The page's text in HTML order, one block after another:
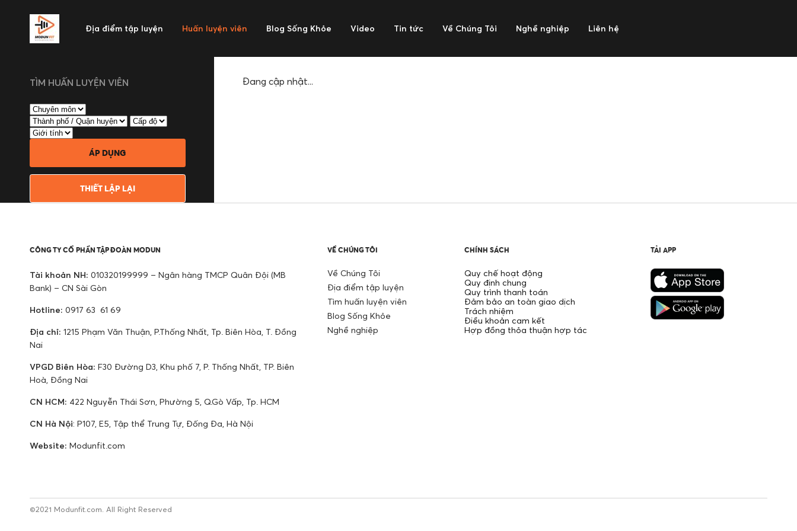
Địa điểm tập luyện Huấn luyện viên Blog Sống Khỏe Video Tin tức Về Chúng Tôi Nghề nghiệp Liên hệ
TÌM HUẤN LUYỆN VIÊN
ÁP DỤNG
THIẾT LẬP LẠI
Đang cập nhật...
CÔNG TY CỔ PHẦN TẬP ĐOÀN MODUN
Tài khoản NH: 010320199999 – Ngân hàng TMCP Quân Đội (MB
Bank) – CN Sài Gòn
Hotline: 0917 63 61 69
Địa chỉ: 1215 Phạm Văn Thuận, P.Thống Nhất, Tp. Biên Hòa, T. Đồng
Nai
VPGD Biên Hòa: F30 Đường D3, Khu phố 7, P. Thống Nhất, TP. Biên
Hoà, Đồng Nai
CN HCM: 422 Nguyễn Thái Sơn, Phường 5, Q.Gò Vấp, Tp. HCM
CN Hà Nội: P107, E5, Tập thể Trung Tự, Đống Đa, Hà Nội
Website: Modunfit.com
VỀ CHÚNG TÔI
Về Chúng Tôi
Địa điểm tập luyện
Tìm huấn luyện viên
Blog Sống Khỏe
Nghề nghiệp
CHÍNH SÁCH
Quy chế hoạt động
Quy định chung
Quy trình thanh toán
Đảm bảo an toàn giao dịch
Trách nhiệm
Điều khoản cam kết
Hợp đồng thỏa thuận hợp tác
TẢI APP
©2021 Modunfit.com. All Right Reserved